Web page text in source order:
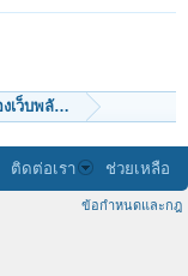
ติดต่อเรา ช่วยเหลือ
ข้อกำหนดและกฎ